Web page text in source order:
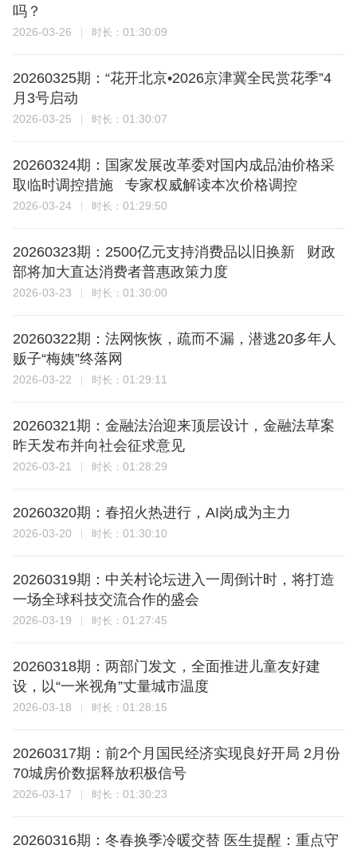
吗？
2026-03-26 时长： 01:30:09
20260325期：“花开北京•2026京津冀全民赏花季”4
月3号启动
2026-03-25 时长： 01:30:07
20260324期：国家发展改革委对国内成品油价格采
取临时调控措施 专家权威解读本次价格调控
2026-03-24 时长： 01:29:50
20260323期：2500亿元支持消费品以旧换新 财政
部将加大直达消费者普惠政策力度
2026-03-23 时长： 01:30:00
20260322期：法网恢恢，疏而不漏，潜逃20多年人
贩子“梅姨”终落网
2026-03-22 时长： 01:29:11
20260321期：金融法治迎来顶层设计，金融法草案
昨天发布并向社会征求意见
2026-03-21 时长： 01:28:29
20260320期：春招火热进行，AI岗成为主力
2026-03-20 时长： 01:30:10
20260319期：中关村论坛进入一周倒计时，将打造
一场全球科技交流合作的盛会
2026-03-19 时长： 01:27:45
20260318期：两部门发文，全面推进儿童友好建
设，以“一米视角”丈量城市温度
2026-03-18 时长： 01:28:15
20260317期：前2个月国民经济实现良好开局 2月份
70城房价数据释放积极信号
2026-03-17 时长： 01:30:23
20260316期：冬春换季冷暖交替 医生提醒：重点守